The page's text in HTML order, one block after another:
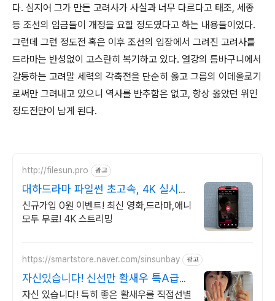
다. 심지어 그가 만든 고려사가 사실과 너무 다르다고 태조, 세종
등 조선의 임금들이 개정을 요할 정도였다고 하는 내용들이었다.
그런데 그런 정도전 혹은 이후 조선의 입장에서 그려진 고려사를
드라마는 반성없이 고스란히 복기하고 있다. 열강의 틈바구니에서
갈등하는 고려말 세력의 각축전을 단순히 옳고 그름의 이데올로기
로써만 그려내고 있으니 역사를 반추함은 없고, 항상 옳았던 위인
정도전만이 남게 된다.
http://filesun.pro 광고
대하드라마 파일썬 초고속, 4K 실시간
보기!
신규가입 0원 이벤트! 최신 영화,드라마,애니
모두 무료! 4K 스트리밍
https://smartstore.naver.com/sinsunbay 광고
자신있습니다! 신선만 활새우 특A급
새우만 선별!
자신 있습니다! 특히 좋은 활새우를 직접선별